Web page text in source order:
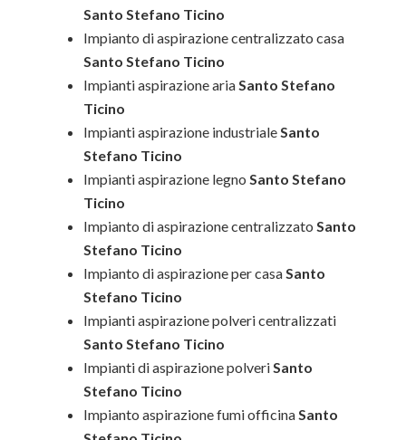
Santo Stefano Ticino
Impianto di aspirazione centralizzato casa
Santo Stefano Ticino
Impianti aspirazione ariaSanto Stefano
Ticino
Impianti aspirazione industrialeSanto
Stefano Ticino
Impianti aspirazione legno Santo Stefano
Ticino
Impianto di aspirazione centralizzato Santo
Stefano Ticino
Impianto di aspirazione per casaSanto
Stefano Ticino
Impianti aspirazione polveri centralizzati
Santo Stefano Ticino
Impianti di aspirazione polveriSanto
Stefano Ticino
Impianto aspirazione fumi officinaSanto